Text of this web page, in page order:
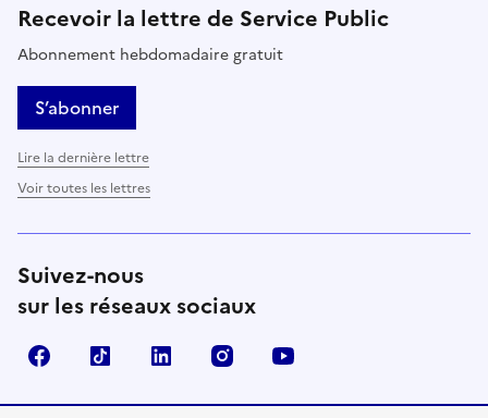
Recevoir la lettre de Service Public
Abonnement hebdomadaire gratuit
S’abonner
Lire la dernière lettre
Voir toutes les lettres
Suivez-nous
sur les réseaux sociaux
FacebookTikTok LinkedIn Instagram